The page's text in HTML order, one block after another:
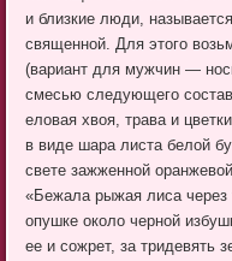
и близкие люди,
священной. Для этого
(вариант для мужчин —
смесью следующего
еловая хвоя, трава и
в виде шара листа белой
свете зажженной
«Бежала рыжая лиса через
опушке около черной
ее и сожрет, за тридевять